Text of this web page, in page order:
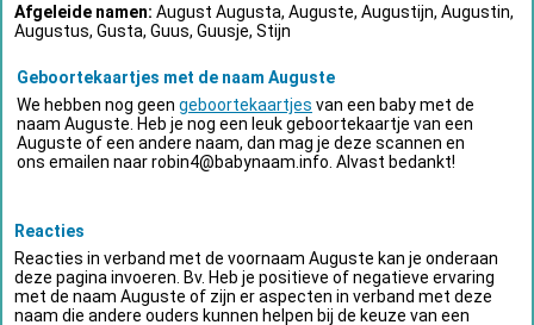
Afgeleide namen: August Augusta, Auguste, Augustijn, Augustin,
Augustus, Gusta, Guus, Guusje, Stijn
Geboortekaartjes met de naam Auguste
We hebben nog geen geboortekaartjes van een baby met de
naam Auguste. Heb je nog een leuk geboortekaartje van een
Auguste of een andere naam, dan mag je deze scannen en
ons emailen naarrobin4@babynaam.info . Alvast bedankt!
Reacties
Reacties in verband met de voornaam Auguste kan je onderaan
deze pagina invoeren. Bv. Heb je positieve of negatieve ervaring
met de naam Auguste of zijn er aspecten in verband met deze
naam die andere ouders kunnen helpen bij de keuze van een